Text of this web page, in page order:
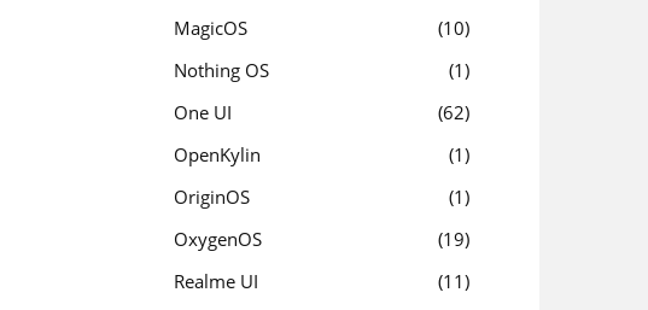
MagicOS
10
Nothing OS
1
One UI
62
OpenKylin
1
OriginOS
1
OxygenOS
19
Realme UI
11